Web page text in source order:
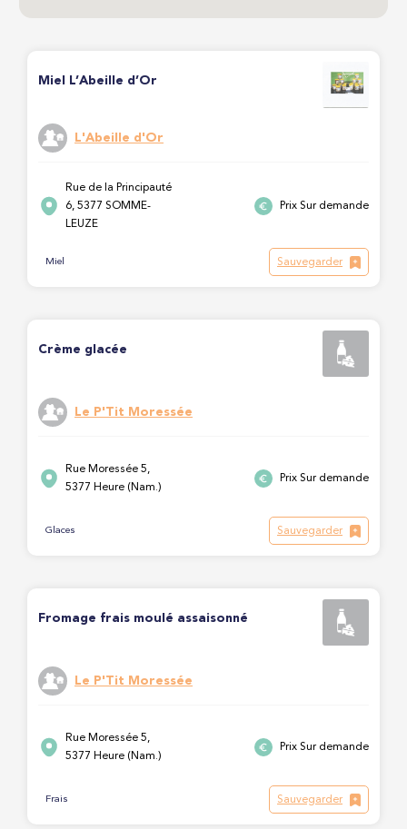
Miel L’Abeille d’Or
L'Abeille d'Or
Rue de la Principauté
6, 5377 SOMME-
LEUZE
Prix Sur demande
Miel Sauvegarder
Crème glacée
Le P'Tit Moressée
Rue Moressée 5,
5377 Heure (Nam.)
Prix Sur demande
Glaces Sauvegarder
Fromage frais moulé assaisonné
Le P'Tit Moressée
Rue Moressée 5,
5377 Heure (Nam.)
Prix Sur demande
Frais Sauvegarder